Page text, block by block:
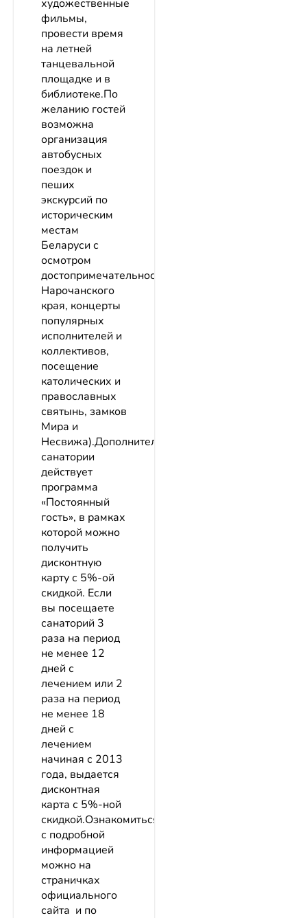
художественные
фильмы,
провести время
на летней
танцевальной
площадке и в
библиотеке.По
желанию гостей
возможна
организация
автобусных
поездок и
пеших
экскурсий по
историческим
местам
Беларуси с
осмотром
достопримечательностейкрасоты
Нарочанского
края, концерты
популярных
исполнителей и
коллективов,
посещение
католических и
православных
святынь, замков
Мира и
Несвижа).ДополнительноВ
санатории
действует
программа
«Постоянный
гость», в рамках
которой можно
получить
дисконтную
карту с 5%-ой
скидкой. Если
вы посещаете
санаторий 3
раза на период
не менее 12
дней с
лечением или 2
раза на период
не менее 18
дней с
лечением
начиная с 2013
года, выдается
дисконтная
карта с 5%-ной
скидкой.Ознакомиться
с подробной
информацией
можно на
страничках
официального
сайта и по